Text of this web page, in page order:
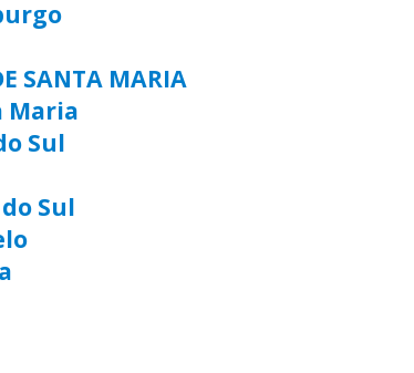
SANTA MARIA
Maria
Sul
Sul